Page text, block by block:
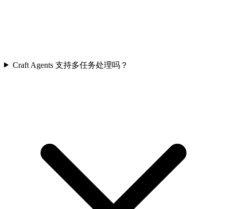
Craft Agents 支持多任务处理吗？